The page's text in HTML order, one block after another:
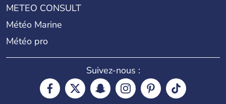
METEO CONSULT
Météo Marine
Météo pro
Suivez-nous :